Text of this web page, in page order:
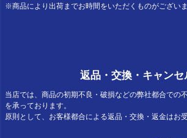
※商品により出荷までお時間をいただくものがございま
返品・交換・キャンセ
当店では、商品の初期不良・破損などの弊社都合での
を承っております。
原則として、お客様都合による返品・交換・返金はお